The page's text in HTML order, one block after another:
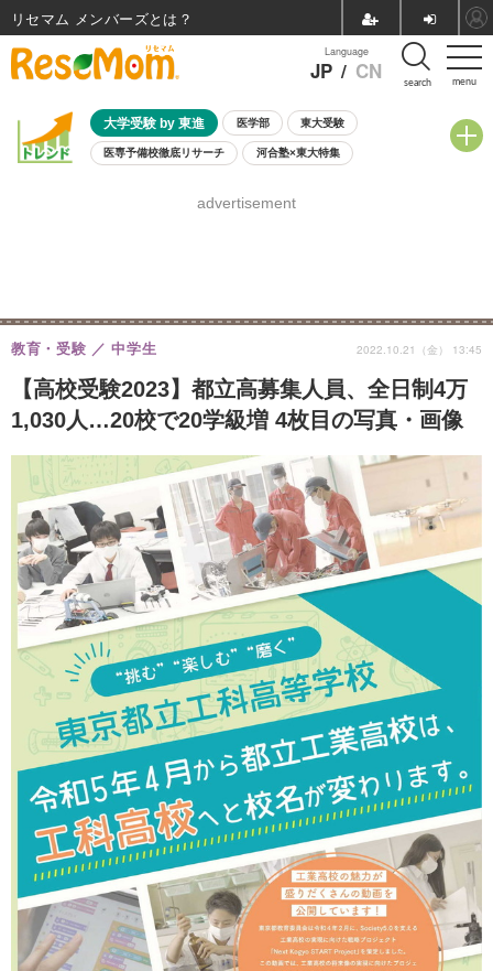
menu
Language
JP / CN search
大学受験 by 東進 医学部 東大受験
医専予備校徹底リサーチ 河合塾×東大特集
8月開催学校説明会・相談会
advertisement
【高校受験2023】都立高募集人員、全日制4万
1,030人…20校で20学級増 4枚目の写真・画像
教育・受験 中学生 2022.10.21（金） 13:45
リセマム メンバーズ